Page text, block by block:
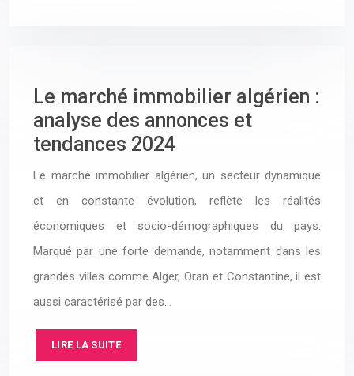
Le marché immobilier algérien :
analyse des annonces et
tendances 2024
Le marché immobilier algérien, un secteur dynamique
et en constante évolution, reflète les réalités
économiques et socio-démographiques du pays.
Marqué par une forte demande, notamment dans les
grandes villes comme Alger, Oran et Constantine, il est
aussi caractérisé par des…
LIRE LA SUITE